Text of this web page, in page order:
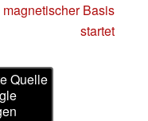
magnetischer Basis
startet
Quelle